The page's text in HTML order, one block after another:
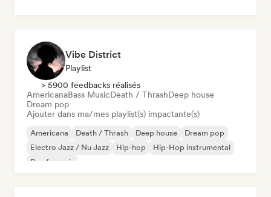
Vibe District
Playlist
> 5900 feedbacks réalisés
AmericanaBass MusicDeath / ThrashDeep house
Dream pop
Ajouter dans ma/mes playlist(s) impactante(s)
Americana Death / Thrash Deep house
Dream pop
Electro Jazz / Nu Jazz
Hip-hop
Hip-Hop instrumental
Rap francais